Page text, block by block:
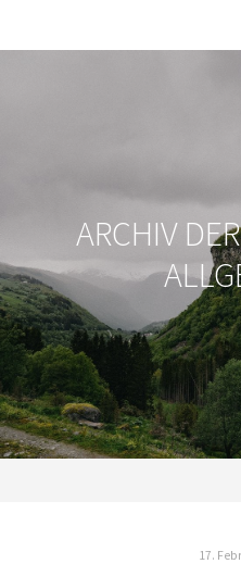
ARCHIV
17.